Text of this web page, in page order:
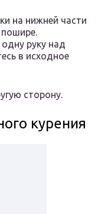
на нижней части
пошире.
руку над
в исходное
сторону.
курения